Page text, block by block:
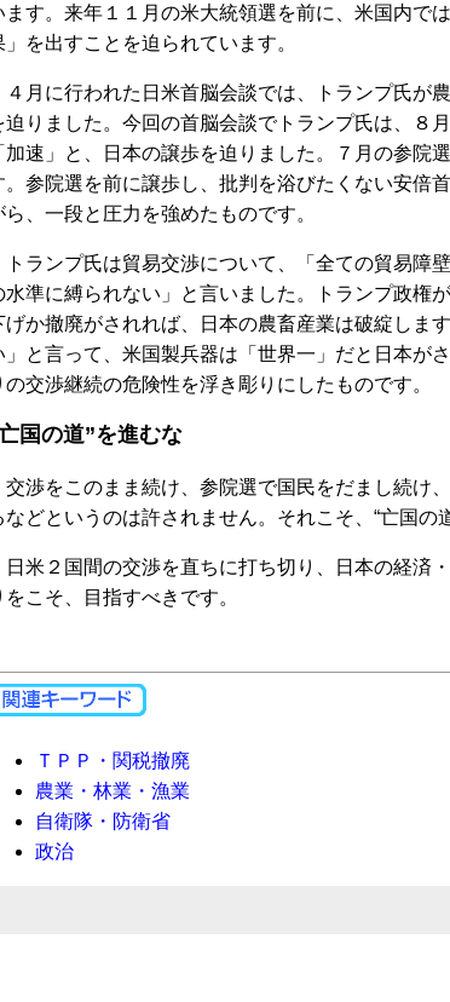
ます。来年１１月の米大統領選を前に、米国内で
」を出すことを迫られています。
月に行われた日米首脳会談では、トランプ氏が
迫りました。今回の首脳会談でトランプ氏は、８
加速」と、日本の譲歩を迫りました。７月の参
。参院選を前に譲歩し、批判を浴びたくない安倍
ら、一段と圧力を強めたものです。
ランプ氏は貿易交渉について、「全ての貿易障
水準に縛られない」と言いました。トランプ政権
げか撤廃がされれば、日本の農畜産業は破綻しま
」と言って、米国製兵器は「世界一」だと日本が
の交渉継続の危険性を浮き彫りにしたものです。
国の道”を進むな
渉をこのまま続け、参院選で国民をだまし続け
などというのは許されません。それこそ、“亡国の道
米２国間の交渉を直ちに打ち切り、日本の経済
をこそ、目指すべきです。
ＴＰＰ・関税撤廃
農業・林業・漁業
自衛隊・防衛省
政治